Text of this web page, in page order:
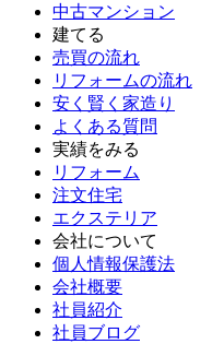
中古マンション
建てる
売買の流れ
リフォームの流れ
安く賢く家造り
よくある質問
実績をみる
リフォーム
注文住宅
エクステリア
会社について
個人情報保護法
会社概要
社員紹介
社員ブログ